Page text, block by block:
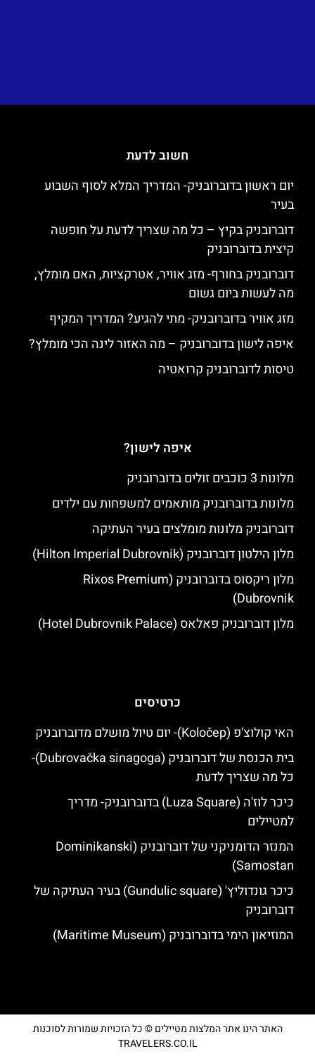
חשוב לדעת
יום ראשון בדוברובניק- המדריך המלא לסוף השבוע
בעיר
דוברובניק בקיץ – כל מה שצריך לדעת על חופשה
קיצית בדוברובניק
דוברובניק בחורף- מזג אוויר, אטרקציות, האם מומלץ,
מה לעשות ביום גשום
מזג אוויר בדוברובניק- מתי להגיע? המדריך המקיף
איפה לישון בדוברובניק – מה האזור לינה הכי מומלץ?
טיסות לדוברובניק קרואטיה
איפה לישון?
מלונות 3 כוכבים זולים בדוברובניק
מלונות בדוברובניק מותאמים למשפחות עם ילדים
דוברובניק מלונות מומלצים בעיר העתיקה
מלון הילטון דוברובניק (Hilton Imperial Dubrovnik)
מלון ריקסוס בדוברובניק (Rixos Premium
Dubrovnik)
מלון דוברובניק פאלאס (Hotel Dubrovnik Palace)
כרטיסים
האי קולוצ'פ (Koločep)- יום טיול מושלם מדוברובניק
בית הכנסת של דוברובניק (Dubrovačka sinagoga)-
כל מה שצריך לדעת
כיכר לוז'ה (Luza Square) בדוברובניק- מדריך
למטיילים
המנזר הדומניקני של דוברובניק (Dominikanski
Samostan)
כיכר גונדוליץ' (Gundulic square) בעיר העתיקה של
דוברובניק
המוזיאון הימי בדוברובניק (Maritime Museum)
האתר הינו אתר המלצות מטיילים © כל הזכויות שמורות לסוכנות
TRAVELERS.CO.IL